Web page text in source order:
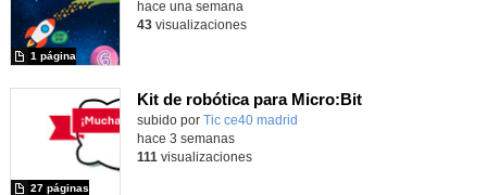
1 página
hace una semana
43visualizaciones
Kit de robótica para Micro:Bit
Contenido educativo.
subido por Tic ce40 madrid
27 páginas
hace 3 semanas
111 visualizaciones